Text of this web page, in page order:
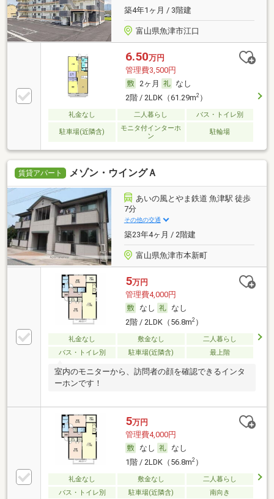
築4年1ヶ月 / 3階建
富山県魚津市江口
6.50万円
管理費3,500円
2ヶ月
なし
2階 / 2LDK（61.29m2）
礼金なし 二人暮らし バス・トイレ別
駐車場(近隣含)
モニタ付インターホ
ン
駐輪場
賃貸アパート メゾン・ウイングＡ
あいの風とやま鉄道 魚津駅 徒歩
7分
その他の交通
築23年4ヶ月 / 2階建
富山県魚津市本新町
5万円
管理費4,000円
なし
なし
2階 / 2LDK（56.8m2）
礼金なし 敷金なし
二人暮らし
バス・トイレ別
駐車場(近隣含) 最上階
室内のモニターから、訪問者の顔を確認できるインタ
ーホンです！
5万円
管理費4,000円
なし
なし
1階 / 2LDK（56.8m2）
礼金なし 敷金なし
二人暮らし
バス・トイレ別
駐車場(近隣含) 南向き